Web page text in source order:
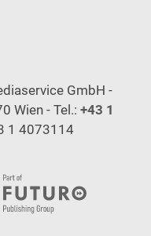
GmbH -
Wien - Tel.: +43 1
1 4073114